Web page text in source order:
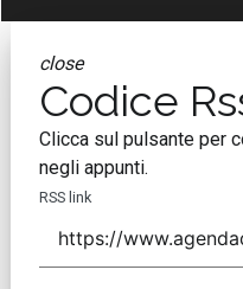
close
Codice
Clicca sul pulsante per
negli appunti.
RSS link